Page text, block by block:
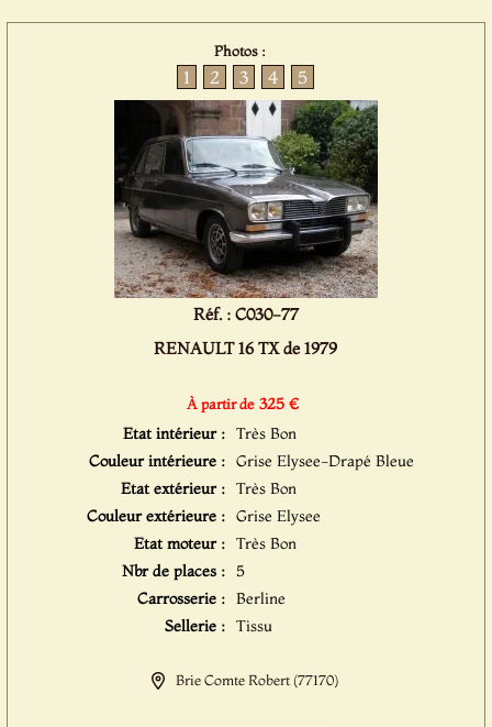
Photos :
1 2 3 4 5
Réf. : C030-77
RENAULT 16 TX de 1979
À partir de 325 €
Etat intérieur : Très Bon
Couleur intérieure : Grise Elysee-Drapé Bleue
Etat extérieur : Très Bon
Couleur extérieure : Grise Elysee
Etat moteur : Très Bon
Nbr de places : 5
Carrosserie : Berline
Sellerie : Tissu
Brie Comte Robert (77170)